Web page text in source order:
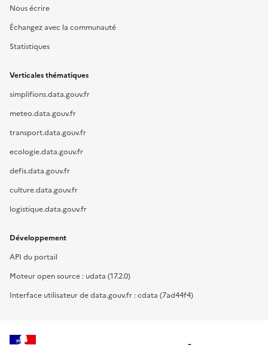
Nous écrire
Échangez avec la communauté
Statistiques
Verticales thématiques
simplifions.data.gouv.fr
meteo.data.gouv.fr
transport.data.gouv.fr
ecologie.data.gouv.fr
defis.data.gouv.fr
culture.data.gouv.fr
logistique.data.gouv.fr
Développement
API du portail
Moteur open source : udata (17.2.0)
Interface utilisateur de data.gouv.fr : cdata (7ad44f4)